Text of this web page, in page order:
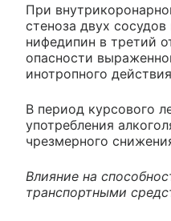
При
стеноза двух сосудов
нифедипин в третий
опасности
инотропного
В период курсового
употребления
чрезмерного
Влияние на
транспортными